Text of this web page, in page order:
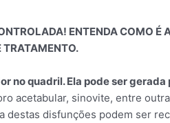
ENTENDA COMO É
TRATAMENTO.
no quadril. Ela pode ser gerada
acetabular, sinovite, entre
destas disfunções podem ser